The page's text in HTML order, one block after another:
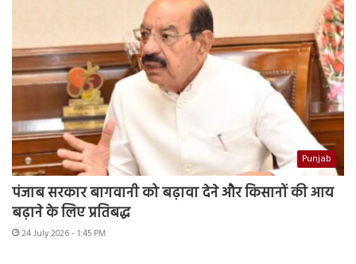
Punjab
पंजाब सरकार बागवानी को बढ़ावा देने और किसानों की आय
बढ़ाने के लिए प्रतिबद्ध
24 July 2026 - 1:45 PM